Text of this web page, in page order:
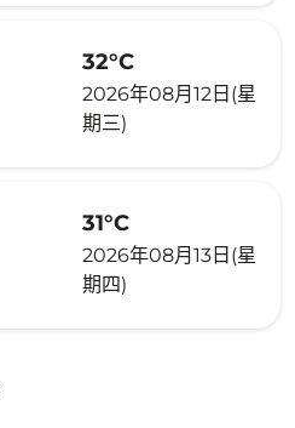
32°C
2026年08月12日(星
期三)
31°C
2026年08月13日(星
期四)